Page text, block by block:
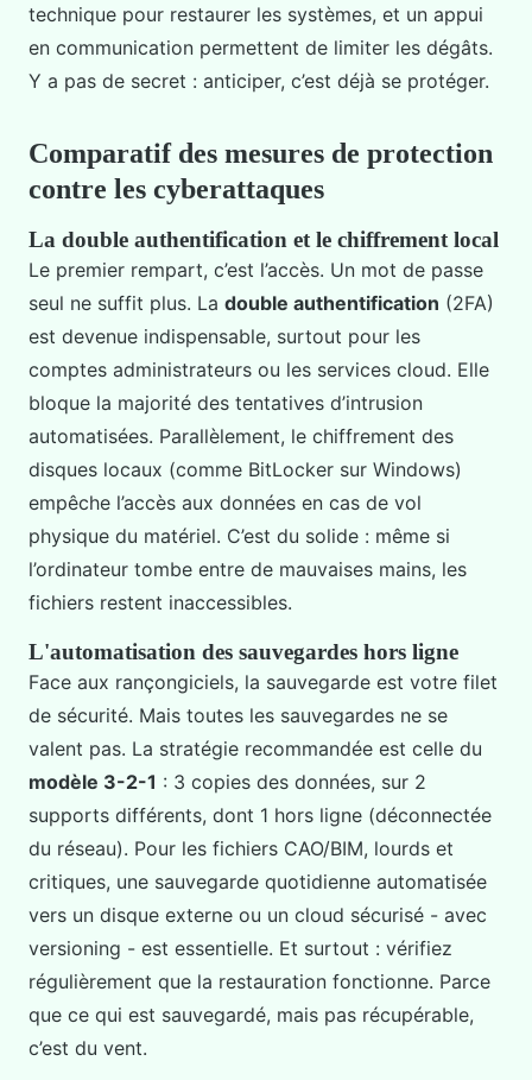
technique pour restaurer les systèmes, et un appui
en communication permettent de limiter les dégâts.
Y a pas de secret : anticiper, c’est déjà se protéger.
Comparatif des mesures de protection
contre les cyberattaques
La double authentification et le chiffrement local
Le premier rempart, c’est l’accès. Un mot de passe
seul ne suffit plus. La double authentification (2FA)
est devenue indispensable, surtout pour les
comptes administrateurs ou les services cloud. Elle
bloque la majorité des tentatives d’intrusion
automatisées. Parallèlement, le chiffrement des
disques locaux (comme BitLocker sur Windows)
empêche l’accès aux données en cas de vol
physique du matériel. C’est du solide : même si
l’ordinateur tombe entre de mauvaises mains, les
fichiers restent inaccessibles.
L'automatisation des sauvegardes hors ligne
Face aux rançongiciels, la sauvegarde est votre filet
de sécurité. Mais toutes les sauvegardes ne se
valent pas. La stratégie recommandée est celle du
modèle 3-2-1 : 3 copies des données, sur 2
supports différents, dont 1 hors ligne (déconnectée
du réseau). Pour les fichiers CAO/BIM, lourds et
critiques, une sauvegarde quotidienne automatisée
vers un disque externe ou un cloud sécurisé - avec
versioning - est essentielle. Et surtout : vérifiez
régulièrement que la restauration fonctionne. Parce
que ce qui est sauvegardé, mais pas récupérable,
c’est du vent.